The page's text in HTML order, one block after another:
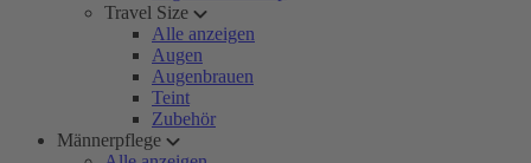
Travel Size
Alle anzeigen
Augen
Augenbrauen
Teint
Zubehör
Männerpflege